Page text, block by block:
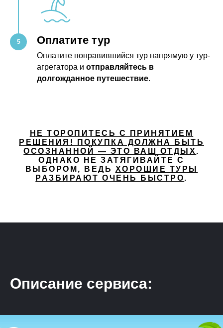
Оплатите тур
Оплатите понравившийся тур напрямую у тур-
агрегатора и отправляйтесь в
долгожданное путешествие.
НЕ ТОРОПИТЕСЬ С ПРИНЯТИЕМ
РЕШЕНИЯ! ПОКУПКА ДОЛЖНА БЫТЬ
ОСОЗНАННОЙ — ЭТО ВАШ ОТДЫХ .
ОДНАКО НЕ ЗАТЯГИВАЙТЕ С
ВЫБОРОМ, ВЕДЬ ХОРОШИЕ ТУРЫ
РАЗБИРАЮТ ОЧЕНЬ БЫСТРО.
Описание сервиса: